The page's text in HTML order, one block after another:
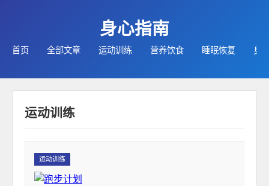
身心指南
首页 全部文章 运动训练 营养饮食 睡眠恢复 身
运动训练
运动训练